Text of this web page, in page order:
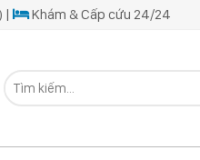
| Khám & Cấp cứu 24/24